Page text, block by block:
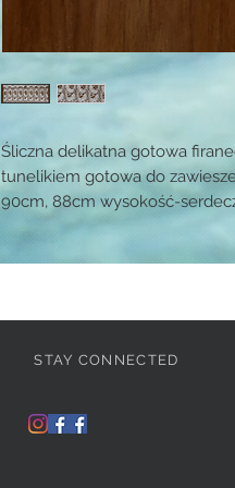
Śliczna delikatna gotowa
tunelikiem gotowa do
90cm, 88cm wysokość-
STAY CONNECTED